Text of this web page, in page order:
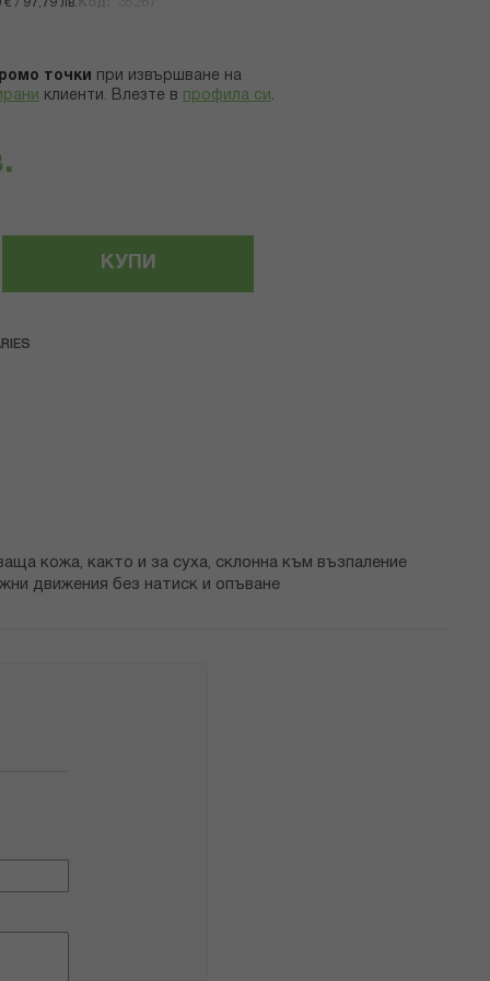
/ 97,79 лв.
точки
при извършване на
клиенти. Влезте в профила си .
КУПИ
кожа, както и за суха, склонна към възпаление
движения без натиск и опъване